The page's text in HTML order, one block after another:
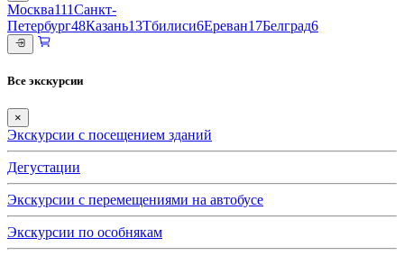
Москва111Санкт-
Петербург48Казань13Тбилиси6Ереван17Белград6
Все экскурсии
×
Экскурсии с посещением зданий
Дегустации
Экскурсии с перемещениями на автобусе
Экскурсии по особнякам